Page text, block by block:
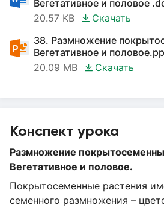
Вегетативное и половое
20.57 KB
Скачать
38. Размножение
Вегетативное и
20.09 MB
Скачать
Конспект урока
Размножение
Вегетативное и половое.
Покрытосеменные растения
семенного размножения –